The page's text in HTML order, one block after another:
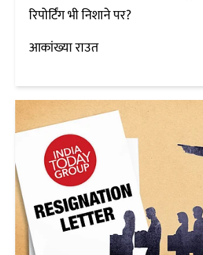
रिपोर्टिंग भी निशाने पर?
आकांख्या राउत